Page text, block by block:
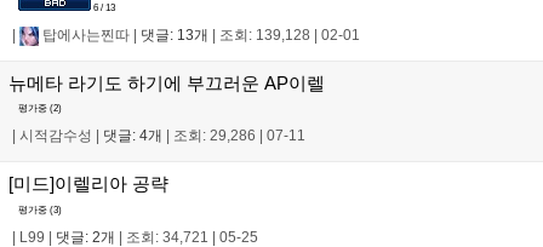
6 / 13
탑에사는찐따 댓글: 13개 조회: 139,128 02-01
뉴메타 라기도 하기에 부끄러운 AP이렐
평가중 (2)
시적감수성 댓글: 4개 조회: 29,286 07-11
[미드]이렐리아 공략
평가중 (3)
| L99 | 댓글: 2개 | 조회: 34,721 | 05-25